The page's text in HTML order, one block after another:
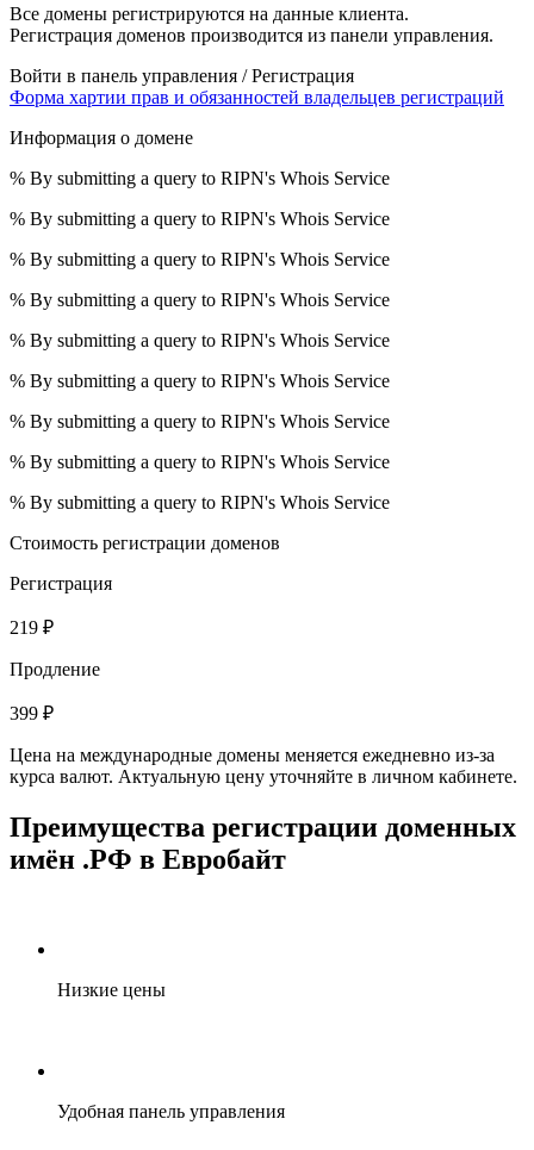
Все домены регистрируются на данные клиента.
Регистрация доменов производится из панели управления.
Войти в панель управления / Регистрация
Форма хартии прав и обязанностей владельцев регистраций
Информация о домене
% By submitting a query to RIPN's Whois Service
% By submitting a query to RIPN's Whois Service
% By submitting a query to RIPN's Whois Service
% By submitting a query to RIPN's Whois Service
% By submitting a query to RIPN's Whois Service
% By submitting a query to RIPN's Whois Service
% By submitting a query to RIPN's Whois Service
% By submitting a query to RIPN's Whois Service
% By submitting a query to RIPN's Whois Service
Стоимость регистрации доменов
Регистрация
219 ₽
Продление
399 ₽
Цена на международные домены меняется ежедневно из-за
курса валют. Актуальную цену уточняйте в личном кабинете.
Преимущества регистрации доменных
имён .РФ в Евробайт
Низкие цены
Удобная панель управления